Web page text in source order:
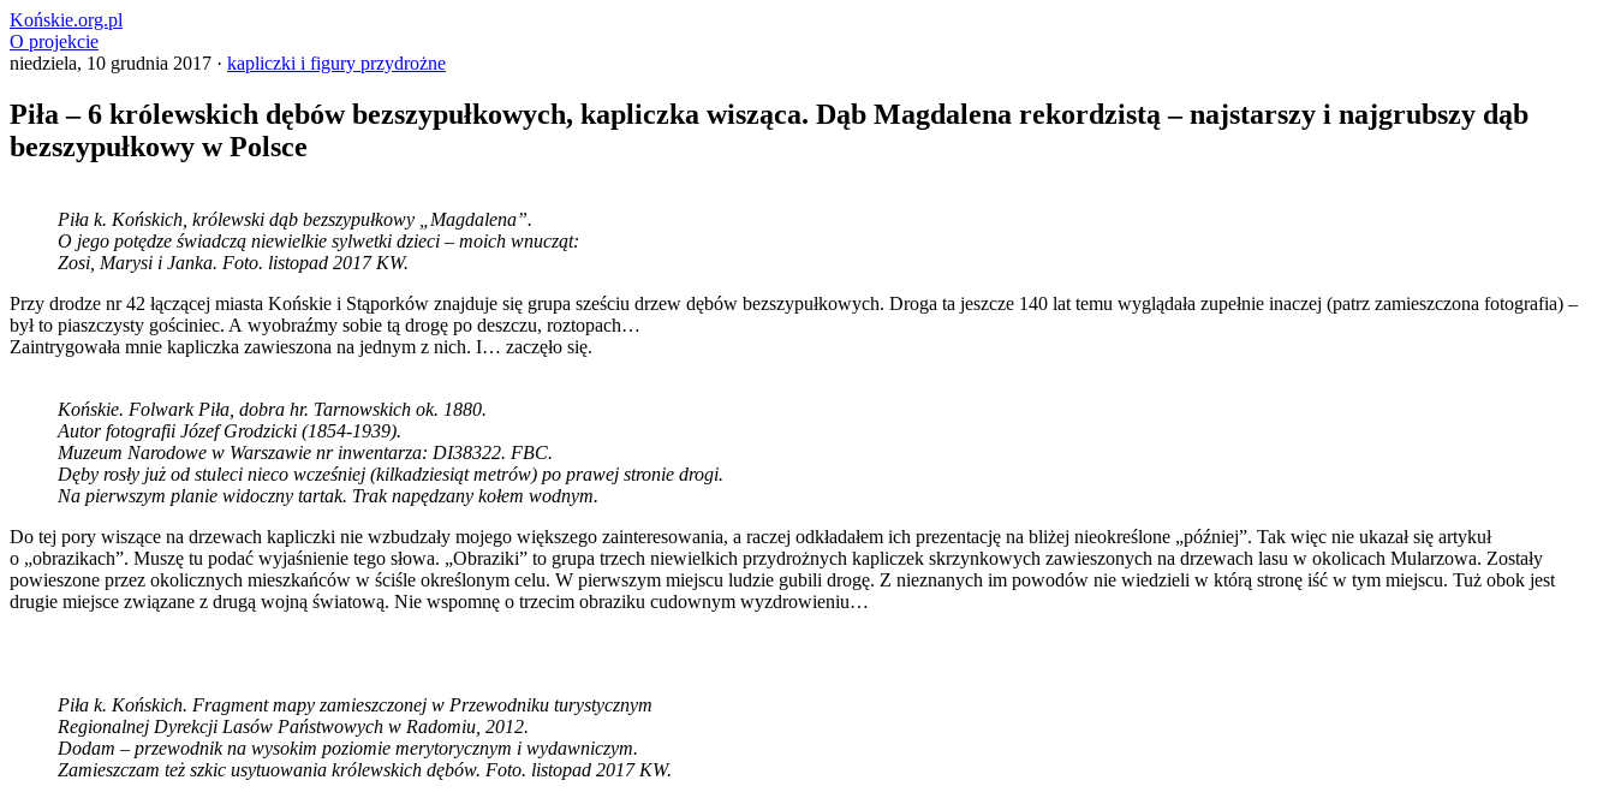
Końskie.org.pl
O projekcie
niedziela, 10 grudnia 2017 · kapliczki i figury przydrożne
Piła – 6 królewskich dębów bezszypułkowych, kapliczka wisząca. Dąb Magdalena rekordzistą – najstarszy i najgrubszy dąb
bezszypułkowy w Polsce
Piła k. Końskich, królewski dąb bezszypułkowy „Magdalena”.
O jego potędze świadczą niewielkie sylwetki dzieci – moich wnucząt:
Zosi, Marysi i Janka. Foto. listopad 2017 KW.
Przy drodze nr 42 łączącej miasta Końskie i Stąporków znajduje się grupa sześciu drzew dębów bezszypułkowych. Droga ta jeszcze 140 lat temu wyglądała zupełnie inaczej (patrz zamieszczona fotografia) –
był to piaszczysty gościniec. A wyobraźmy sobie tą drogę po deszczu, roztopach…
Zaintrygowała mnie kapliczka zawieszona na jednym z nich. I… zaczęło się.
Końskie. Folwark Piła, dobra hr. Tarnowskich ok. 1880.
Autor fotografii Józef Grodzicki (1854-1939).
Muzeum Narodowe w Warszawie nr inwentarza: DI38322. FBC.
Dęby rosły już od stuleci nieco wcześniej (kilkadziesiąt metrów) po prawej stronie drogi.
Na pierwszym planie widoczny tartak. Trak napędzany kołem wodnym.
Do tej pory wiszące na drzewach kapliczki nie wzbudzały mojego większego zainteresowania, a raczej odkładałem ich prezentację na bliżej nieokreślone „później”. Tak więc nie ukazał się artykuł
o „obrazikach”. Muszę tu podać wyjaśnienie tego słowa. „Obraziki” to grupa trzech niewielkich przydrożnych kapliczek skrzynkowych zawieszonych na drzewach lasu w okolicach Mularzowa. Zostały
powieszone przez okolicznych mieszkańców w ściśle określonym celu. W pierwszym miejscu ludzie gubili drogę. Z nieznanych im powodów nie wiedzieli w którą stronę iść w tym miejscu. Tuż obok jest
drugie miejsce związane z drugą wojną światową. Nie wspomnę o trzecim obraziku cudownym wyzdrowieniu…
Piła k. Końskich. Fragment mapy zamieszczonej w Przewodniku turystycznym
Regionalnej Dyrekcji Lasów Państwowych w Radomiu, 2012.
Dodam – przewodnik na wysokim poziomie merytorycznym i wydawniczym.
Zamieszczam też szkic usytuowania królewskich dębów. Foto. listopad 2017 KW.